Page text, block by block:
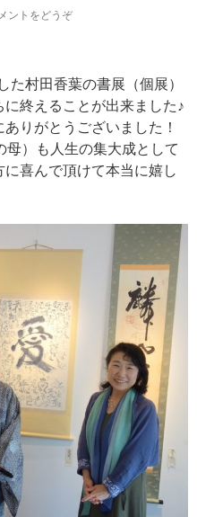
ントをどうぞ
村田香葉の書展（個展）
終えることが出来ました♪
りがとうございました！
）も人生の集大成として
喜んで頂けて本当に嬉し